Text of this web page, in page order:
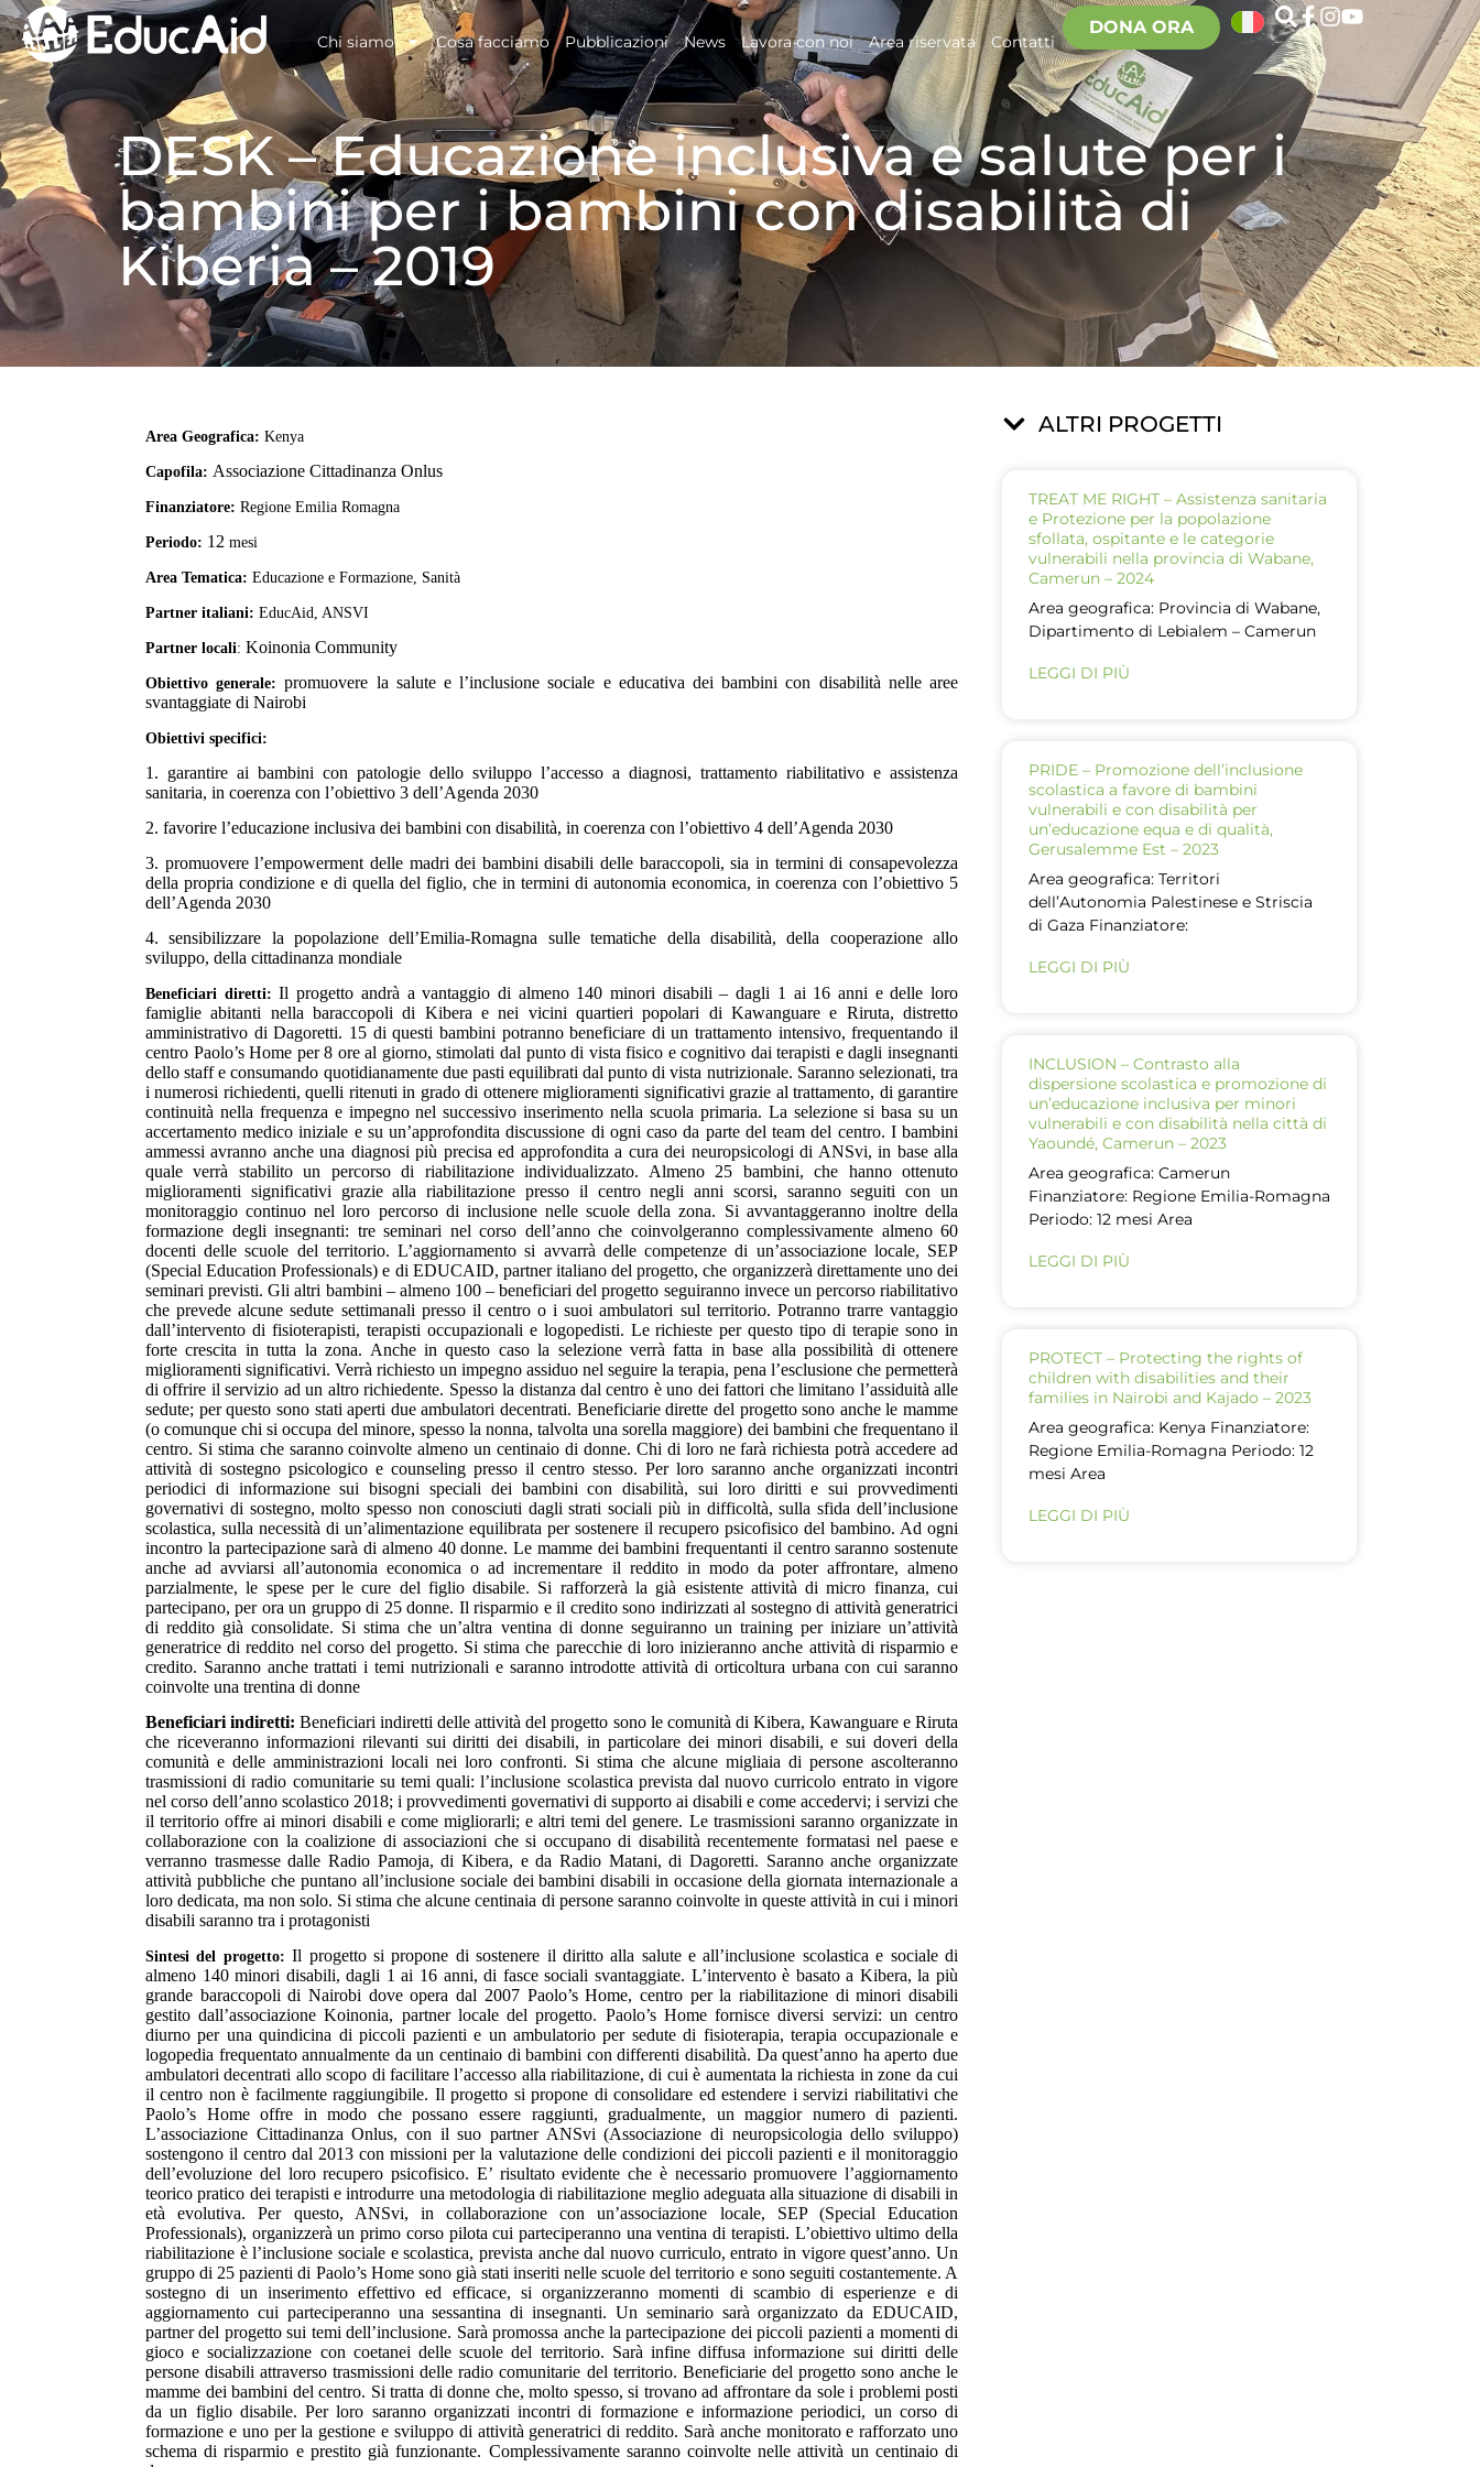
Chi siamo Cosa facciamo Pubblicazioni News Lavora con noi Area riservata Contatti
DONA ORA
DESK – Educazione inclusiva e salute per i
bambini per i bambini con disabilità di
Kiberia – 2019
Area Geografica: Kenya
Capofila: Associazione Cittadinanza Onlus
Finanziatore: Regione Emilia Romagna
Periodo: 12 mesi
Area Tematica: Educazione e Formazione, Sanità
Partner italiani: EducAid, ANSVI
Partner locali: Koinonia Community
Obiettivo generale: promuovere la salute e l’inclusione sociale e educativa dei bambini con disabilità nelle aree
svantaggiate di Nairobi
Obiettivi specifici:
1. garantire ai bambini con patologie dello sviluppo l’accesso a diagnosi, trattamento riabilitativo e assistenza
sanitaria, in coerenza con l’obiettivo 3 dell’Agenda 2030
2. favorire l’educazione inclusiva dei bambini con disabilità, in coerenza con l’obiettivo 4 dell’Agenda 2030
3. promuovere l’empowerment delle madri dei bambini disabili delle baraccopoli, sia in termini di consapevolezza
della propria condizione e di quella del figlio, che in termini di autonomia economica, in coerenza con l’obiettivo 5
dell’Agenda 2030
4. sensibilizzare la popolazione dell’Emilia-Romagna sulle tematiche della disabilità, della cooperazione allo
sviluppo, della cittadinanza mondiale
Beneficiari diretti: Il progetto andrà a vantaggio di almeno 140 minori disabili – dagli 1 ai 16 anni e delle loro
famiglie abitanti nella baraccopoli di Kibera e nei vicini quartieri popolari di Kawanguare e Riruta, distretto
amministrativo di Dagoretti. 15 di questi bambini potranno beneficiare di un trattamento intensivo, frequentando il
centro Paolo’s Home per 8 ore al giorno, stimolati dal punto di vista fisico e cognitivo dai terapisti e dagli insegnanti
dello staff e consumando quotidianamente due pasti equilibrati dal punto di vista nutrizionale. Saranno selezionati, tra
i numerosi richiedenti, quelli ritenuti in grado di ottenere miglioramenti significativi grazie al trattamento, di garantire
continuità nella frequenza e impegno nel successivo inserimento nella scuola primaria. La selezione si basa su un
accertamento medico iniziale e su un’approfondita discussione di ogni caso da parte del team del centro. I bambini
ammessi avranno anche una diagnosi più precisa ed approfondita a cura dei neuropsicologi di ANSvi, in base alla
quale verrà stabilito un percorso di riabilitazione individualizzato. Almeno 25 bambini, che hanno ottenuto
miglioramenti significativi grazie alla riabilitazione presso il centro negli anni scorsi, saranno seguiti con un
monitoraggio continuo nel loro percorso di inclusione nelle scuole della zona. Si avvantaggeranno inoltre della
formazione degli insegnanti: tre seminari nel corso dell’anno che coinvolgeranno complessivamente almeno 60
docenti delle scuole del territorio. L’aggiornamento si avvarrà delle competenze di un’associazione locale, SEP
(Special Education Professionals) e di EDUCAID, partner italiano del progetto, che organizzerà direttamente uno dei
seminari previsti. Gli altri bambini – almeno 100 – beneficiari del progetto seguiranno invece un percorso riabilitativo
che prevede alcune sedute settimanali presso il centro o i suoi ambulatori sul territorio. Potranno trarre vantaggio
dall’intervento di fisioterapisti, terapisti occupazionali e logopedisti. Le richieste per questo tipo di terapie sono in
forte crescita in tutta la zona. Anche in questo caso la selezione verrà fatta in base alla possibilità di ottenere
miglioramenti significativi. Verrà richiesto un impegno assiduo nel seguire la terapia, pena l’esclusione che permetterà
di offrire il servizio ad un altro richiedente. Spesso la distanza dal centro è uno dei fattori che limitano l’assiduità alle
sedute; per questo sono stati aperti due ambulatori decentrati. Beneficiarie dirette del progetto sono anche le mamme
(o comunque chi si occupa del minore, spesso la nonna, talvolta una sorella maggiore) dei bambini che frequentano il
centro. Si stima che saranno coinvolte almeno un centinaio di donne. Chi di loro ne farà richiesta potrà accedere ad
attività di sostegno psicologico e counseling presso il centro stesso. Per loro saranno anche organizzati incontri
periodici di informazione sui bisogni speciali dei bambini con disabilità, sui loro diritti e sui provvedimenti
governativi di sostegno, molto spesso non conosciuti dagli strati sociali più in difficoltà, sulla sfida dell’inclusione
scolastica, sulla necessità di un’alimentazione equilibrata per sostenere il recupero psicofisico del bambino. Ad ogni
incontro la partecipazione sarà di almeno 40 donne. Le mamme dei bambini frequentanti il centro saranno sostenute
anche ad avviarsi all’autonomia economica o ad incrementare il reddito in modo da poter affrontare, almeno
parzialmente, le spese per le cure del figlio disabile. Si rafforzerà la già esistente attività di micro finanza, cui
partecipano, per ora un gruppo di 25 donne. Il risparmio e il credito sono indirizzati al sostegno di attività generatrici
di reddito già consolidate. Si stima che un’altra ventina di donne seguiranno un training per iniziare un’attività
generatrice di reddito nel corso del progetto. Si stima che parecchie di loro inizieranno anche attività di risparmio e
credito. Saranno anche trattati i temi nutrizionali e saranno introdotte attività di orticoltura urbana con cui saranno
coinvolte una trentina di donne
Beneficiari indiretti:Beneficiari indiretti delle attività del progetto sono le comunità di Kibera, Kawanguare e Riruta
che riceveranno informazioni rilevanti sui diritti dei disabili, in particolare dei minori disabili, e sui doveri della
comunità e delle amministrazioni locali nei loro confronti. Si stima che alcune migliaia di persone ascolteranno
trasmissioni di radio comunitarie su temi quali: l’inclusione scolastica prevista dal nuovo curricolo entrato in vigore
nel corso dell’anno scolastico 2018; i provvedimenti governativi di supporto ai disabili e come accedervi; i servizi che
il territorio offre ai minori disabili e come migliorarli; e altri temi del genere. Le trasmissioni saranno organizzate in
collaborazione con la coalizione di associazioni che si occupano di disabilità recentemente formatasi nel paese e
verranno trasmesse dalle Radio Pamoja, di Kibera, e da Radio Matani, di Dagoretti. Saranno anche organizzate
attività pubbliche che puntano all’inclusione sociale dei bambini disabili in occasione della giornata internazionale a
loro dedicata, ma non solo. Si stima che alcune centinaia di persone saranno coinvolte in queste attività in cui i minori
disabili saranno tra i protagonisti
Sintesi del progetto:Il progetto si propone di sostenere il diritto alla salute e all’inclusione scolastica e sociale di
almeno 140 minori disabili, dagli 1 ai 16 anni, di fasce sociali svantaggiate. L’intervento è basato a Kibera, la più
grande baraccopoli di Nairobi dove opera dal 2007 Paolo’s Home, centro per la riabilitazione di minori disabili
gestito dall’associazione Koinonia, partner locale del progetto. Paolo’s Home fornisce diversi servizi: un centro
diurno per una quindicina di piccoli pazienti e un ambulatorio per sedute di fisioterapia, terapia occupazionale e
logopedia frequentato annualmente da un centinaio di bambini con differenti disabilità. Da quest’anno ha aperto due
ambulatori decentrati allo scopo di facilitare l’accesso alla riabilitazione, di cui è aumentata la richiesta in zone da cui
il centro non è facilmente raggiungibile. Il progetto si propone di consolidare ed estendere i servizi riabilitativi che
Paolo’s Home offre in modo che possano essere raggiunti, gradualmente, un maggior numero di pazienti.
L’associazione Cittadinanza Onlus, con il suo partner ANSvi (Associazione di neuropsicologia dello sviluppo)
sostengono il centro dal 2013 con missioni per la valutazione delle condizioni dei piccoli pazienti e il monitoraggio
dell’evoluzione del loro recupero psicofisico. E’ risultato evidente che è necessario promuovere l’aggiornamento
teorico pratico dei terapisti e introdurre una metodologia di riabilitazione meglio adeguata alla situazione di disabili in
età evolutiva. Per questo, ANSvi, in collaborazione con un’associazione locale, SEP (Special Education
Professionals), organizzerà un primo corso pilota cui parteciperanno una ventina di terapisti. L’obiettivo ultimo della
riabilitazione è l’inclusione sociale e scolastica, prevista anche dal nuovo curriculo, entrato in vigore quest’anno. Un
gruppo di 25 pazienti di Paolo’s Home sono già stati inseriti nelle scuole del territorio e sono seguiti costantemente. A
sostegno di un inserimento effettivo ed efficace, si organizzeranno momenti di scambio di esperienze e di
aggiornamento cui parteciperanno una sessantina di insegnanti. Un seminario sarà organizzato da EDUCAID,
partner del progetto sui temi dell’inclusione. Sarà promossa anche la partecipazione dei piccoli pazienti a momenti di
gioco e socializzazione con coetanei delle scuole del territorio. Sarà infine diffusa informazione sui diritti delle
persone disabili attraverso trasmissioni delle radio comunitarie del territorio. Beneficiarie del progetto sono anche le
mamme dei bambini del centro. Si tratta di donne che, molto spesso, si trovano ad affrontare da sole i problemi posti
da un figlio disabile. Per loro saranno organizzati incontri di formazione e informazione periodici, un corso di
formazione e uno per la gestione e sviluppo di attività generatrici di reddito. Sarà anche monitorato e rafforzato uno
schema di risparmio e prestito già funzionante. Complessivamente saranno coinvolte nelle attività un centinaio di
ALTRI PROGETTI
TREAT ME RIGHT – Assistenza sanitaria
e Protezione per la popolazione
sfollata, ospitante e le categorie
vulnerabili nella provincia di Wabane,
Camerun – 2024
Area geografica: Provincia di Wabane,
Dipartimento di Lebialem – Camerun
LEGGI DI PIÙ
PRIDE – Promozione dell’inclusione
scolastica a favore di bambini
vulnerabili e con disabilità per
un’educazione equa e di qualità,
Gerusalemme Est – 2023
Area geografica: Territori
dell’Autonomia Palestinese e Striscia
di Gaza Finanziatore:
LEGGI DI PIÙ
INCLUSION – Contrasto alla
dispersione scolastica e promozione di
un’educazione inclusiva per minori
vulnerabili e con disabilità nella città di
Yaoundé, Camerun – 2023
Area geografica: Camerun
Finanziatore: Regione Emilia-Romagna
Periodo: 12 mesi Area
LEGGI DI PIÙ
PROTECT – Protecting the rights of
children with disabilities and their
families in Nairobi and Kajado – 2023
Area geografica: Kenya Finanziatore:
Regione Emilia-Romagna Periodo: 12
mesi Area
LEGGI DI PIÙ